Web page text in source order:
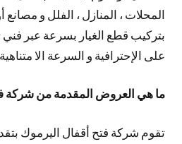
المحلات ، المنازل ، الفلل و مصانع
بتركيب قطع الغيار بسرعة عبر
على الإحترافية و السرعة الا
ما هي العروض المقدمة من شركة
تقوم شركة فتح أقفال اليرموك